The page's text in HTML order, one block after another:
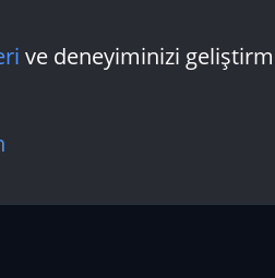
Başvurusu
ve deneyiminizi